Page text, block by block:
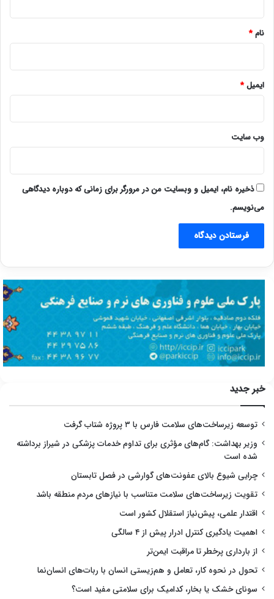
نام*
ایمیل*
وب‌ سایت
ذخیره نام، ایمیل و وبسایت من در مرورگر برای زمانی که دوباره دیدگاهی
می‌نویسم.
خبر جدید
توسعه زیرساخت‌های سلامت فارس با ۳ پروژه شتاب گرفت
وزیر بهداشت: گام‌های مؤثری برای تداوم خدمات پزشکی در شیراز برداشته
شده است
چرایی شیوع بالای عفونت‌های گوارشی در فصل تابستان
تقویت زیرساخت‌های سلامت متناسب با نیازهای مردم منطقه باشد
اقتدار علمی، پیش‌نیاز استقلال کشور است
اهمیت یادگیری کنترل ادرار پیش از ۴ سالگی
از بارداری پرخطر تا مراقبت ایمن‌تر
تحول در نحوه کار، تعامل و هم‌زیستی انسان با ربات‌های انسان‌نما
سونای خشک یا بخار، کدامیک برای سلامتی مفید است؟